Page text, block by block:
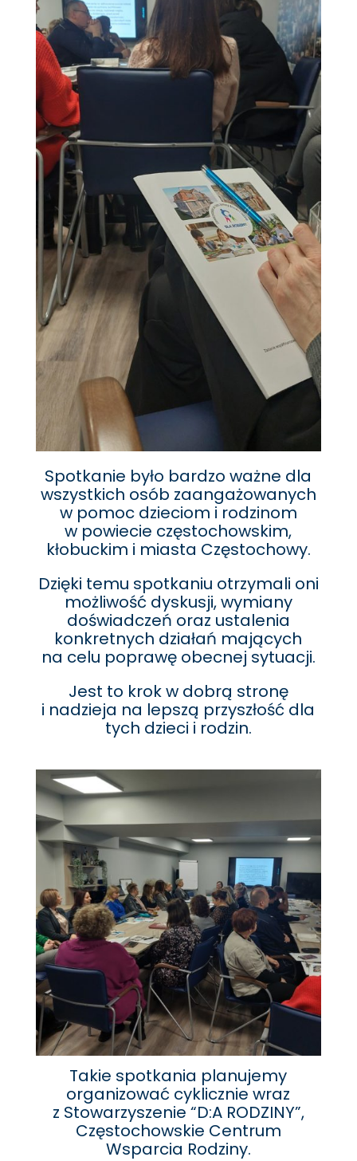
Spotkanie było bardzo ważne dla
wszystkich osób zaangażowanych
w pomoc dzieciom i rodzinom
w powiecie częstochowskim,
kłobuckim i miasta Częstochowy.
Dzięki temu spotkaniu otrzymali oni
możliwość dyskusji, wymiany
doświadczeń oraz ustalenia
konkretnych działań mających
na celu poprawę obecnej sytuacji.
Jest to krok w dobrą stronę
i nadzieja na lepszą przyszłość dla
tych dzieci i rodzin.
Takie spotkania planujemy
organizować cyklicznie wraz
z Stowarzyszenie “D:A RODZINY”,
Częstochowskie Centrum
Wsparcia Rodziny.